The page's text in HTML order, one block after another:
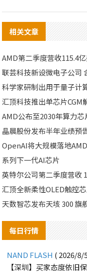
相关文章
AMD第二季度营收115.4
联芸科技新设微电子公司
科学家研制出用于量子计
汇顶科技推出单芯片
AMD公布至2030年算力
晶晨股份发布半年业绩预
OpenAI将大规模落地
系列下一代AI芯片
英特尔公司第二季度营收
汇顶全新柔性OLED触控
天数智芯发布天垓 300 旗
每日行情
NAND FLASH ( 2026/8/
【深圳】买家态度依旧